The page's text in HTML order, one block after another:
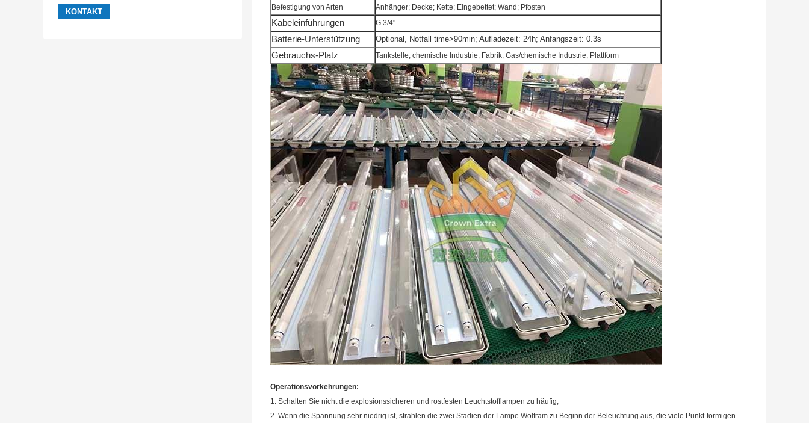
Befestigung von Arten Anhänger; Decke; Kette; Eingebettet; Wand; Pfosten
Kabeleinführungen G 3/4"
Batterie-Unterstützung Optional, Notfall time>90min; Aufladezeit: 24h; Anfangszeit: 0.3s
Gebrauchs-Platz Tankstelle, chemische Industrie, Fabrik, Gas/chemische Industrie, Plattform
Operationsvorkehrungen:
1. Schalten Sie nicht die explosionssicheren und rostfesten Leuchtstofflampen zu häufig;
2. Wenn die Spannung sehr niedrig ist, strahlen die zwei Stadien der Lampe Wolfram zu Beginn der Beleuchtung aus, die viele Punkt-förmigen